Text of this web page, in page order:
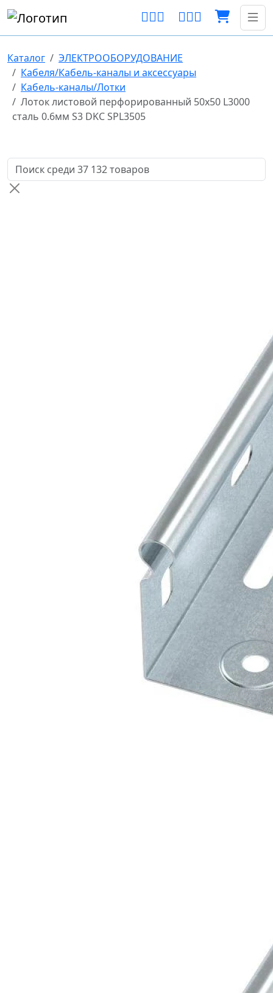
Каталог
ЭЛЕКТРООБОРУДОВАНИЕ
Кабеля/Кабель-каналы и аксессуары
Кабель-каналы/Лотки
Лоток листовой перфорированный 50х50 L3000
сталь 0.6мм S3 DKC SPL3505
Поиск товаров по названию или артикулу